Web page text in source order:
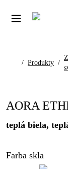
/ Produkty /
AORA
teplá biela,
Farba skla